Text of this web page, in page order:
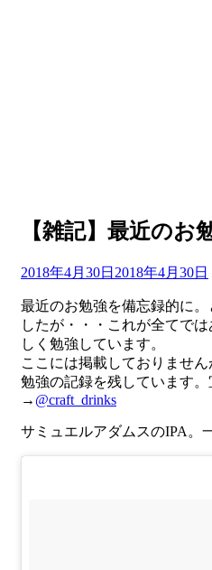
【雑記】最近のお
投稿者master
投
日:
2018年4月30日 2018年4月30日
最近のお勉強を備忘録的に
したが・・・これが全てで
しく勉強しています。
ここには掲載しておりませ
勉強の記録を残しています。
→ @craft_drinks
サミュエルアダムスのIPA。